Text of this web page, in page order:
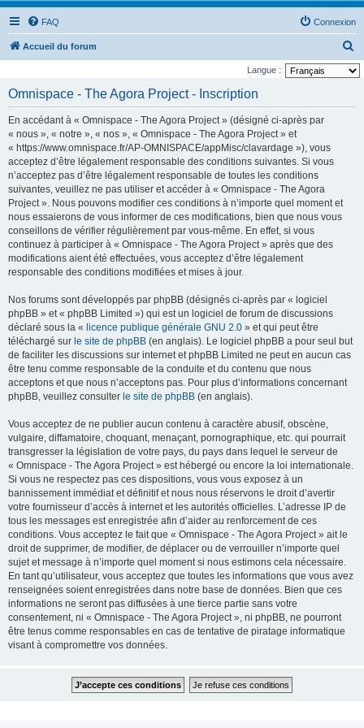
FAQ Connexion
Accueil du forum
e
Langue :
Omnispace - The Agora Project - Inscription
En accédant à « Omnispace - The Agora Project » (désigné ci-après par
« nous », « notre », « nos », « Omnispace - The Agora Project » et
« https://www.omnispace.fr/AP-OMNISPACE/appMisc/clavardage »), vous
acceptez d’être légalement responsable des conditions suivantes. Si vous
n’acceptez pas d’être légalement responsable de toutes les conditions
suivantes, veuillez ne pas utiliser et accéder à « Omnispace - The Agora
Project ». Nous pouvons modifier ces conditions à n’importe quel moment et
nous essaierons de vous informer de ces modifications, bien que nous vous
conseillons de vérifier régulièrement par vous-même. En effet, si vous
continuez à participer à « Omnispace - The Agora Project » après que des
modifications aient été effectuées, vous acceptez d’être légalement
responsable des conditions modifiées et mises à jour.
Nos forums sont développés par phpBB (désignés ci-après par « logiciel
phpBB » et « phpBB Limited ») qui est un logiciel de forum de discussions
déclaré sous la « licence publique générale GNU 2.0 » et qui peut être
téléchargé sur le site de phpBB (en anglais). Le logiciel phpBB a pour seul but
de faciliter les discussions sur internet et phpBB Limited ne peut en aucun cas
être tenu comme responsable de la conduite et du contenu que nous
acceptons et que nous n’acceptons pas. Pour plus d’informations concernant
phpBB, veuillez consulter le site de phpBB (en anglais).
Vous acceptez de ne publier aucun contenu à caractère abusif, obscène,
vulgaire, diffamatoire, choquant, menaçant, pornographique, etc. qui pourrait
transgresser la législation de votre pays, du pays dans lequel le serveur de
« Omnispace - The Agora Project » est hébergé ou encore la loi internationale.
Si vous ne respectez pas ces dispositions, vous vous exposez à un
bannissement immédiat et définitif et nous nous réservons le droit d’avertir
votre fournisseur d’accès à internet et les autorités officielles. L’adresse IP de
tous les messages est enregistrée afin d’aider au renforcement de ces
conditions. Vous acceptez le fait que « Omnispace - The Agora Project » ait le
droit de supprimer, de modifier, de déplacer ou de verrouiller n’importe quel
sujet et message à n’importe quel moment si nous estimons cela nécessaire.
En tant qu’utilisateur, vous acceptez que toutes les informations que vous avez
renseignées soient enregistrées dans notre base de données. Bien que ces
informations ne seront pas diffusées à une tierce partie sans votre
consentement, ni « Omnispace - The Agora Project », ni phpBB, ne pourront
être tenus comme responsables en cas de tentative de piratage informatique
visant à compromettre vos données.